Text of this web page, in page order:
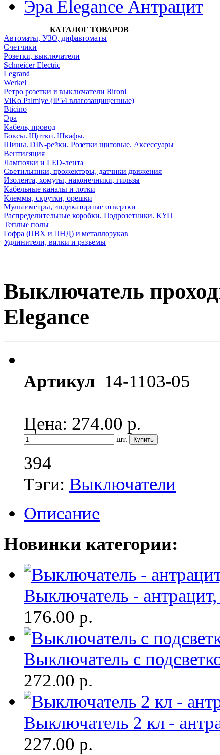
Эра Elegance Антрацит
КАТАЛОГ ТОВАРОВ
Автоматы, УЗО, дифавтоматы
Счетчики
Розетки, выключатели
Schneider Electric
Legrand
Werkel
Ретро розетки и выключатели Bironi
ViKo Palmiye (IP54 влагозащищенные)
Bticino
Эра
Кабель, провод
Боксы. Щитки. Шкафы.
Шины. DIN-рейки. Розетки щитовые. Аксессуары
Вентиляция
Лампочки и LED-лента
Светильники, прожекторы, датчики движения
Изолента, хомуты, наконечники, гильзы
Кабельные каналы и лотки
Клеммы, скрутки, орешки
Мультиметры, индикаторные отвертки
Распределительные коробки. Подрозетники. КУП
Теплые полы
Гофра (ПВХ и ПНД) и металлорукав
Удлинители, вилки и разъемы
Выключатель
Elegance
Артикул 14-1103-05
Цена: 274.00 р.
шт.
394
Тэги: Выключатели
Описание
Новинки категории:
Выключатель -
176.00 р.
Выключатель с
272.00 р.
Выключатель 2 кл -
227.00 р.